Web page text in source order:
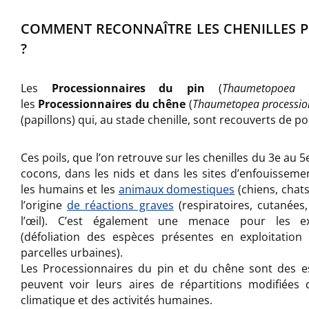
COMMENT RECONNAÎTRE LES CHENILLES
?
Les Processionnaires du pin (
les Processionnaires du chêne (Thaumetopea
(papillons) qui, au stade chenille, sont recouverts de
Ces poils, que l’on retrouve sur les chenilles du 3e au
cocons, dans les nids et dans les sites
les humains et les animaux domestiques (chiens,
l’originede réactions graves (respiratoires,
l’œil). C’est également une menace pour les
(défoliation des espèces présentes en
parcelles urbaines).
Les Processionnaires du pin et du chêne sont des
peuvent voir leurs aires de répartitions modifiées
climatique et des activités humaines.